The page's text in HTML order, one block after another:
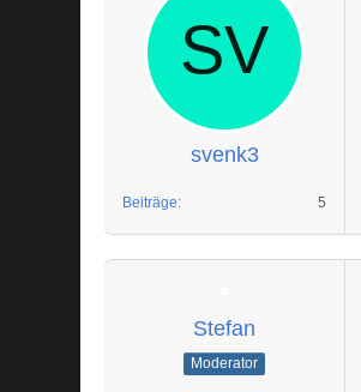
svenk3
Beiträge 5
Stefan
Moderator